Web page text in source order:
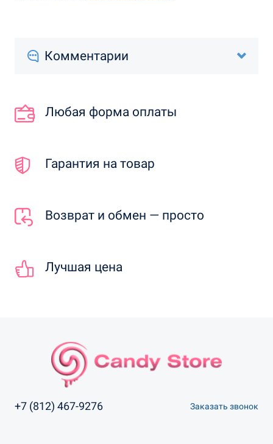
Комментарии
Любая форма оплаты
Гарантия на товар
Возврат и обмен — просто
Лучшая цена
+7 (812) 467-9276 Заказать звонок